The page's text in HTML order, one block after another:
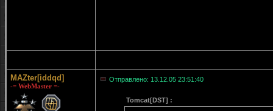
MAZter[iddqd]
-= WebMaster =-
Отправлено: 13.12.05 23:51:40
Tomcat[DST] :